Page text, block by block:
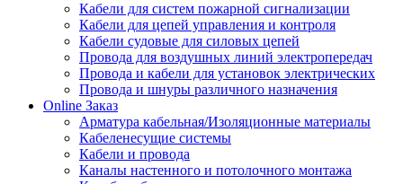
Кабели для систем пожарной сигнализации
Кабели для цепей управления и контроля
Кабели судовые для силовых цепей
Провода для воздушных линий электропередач
Провода и кабели для установок электрических
Провода и шнуры различного назначения
Online Заказ
Арматура кабельная/Изоляционные материалы
Кабеленесущие системы
Кабели и провода
Каналы настенного и потолочного монтажа